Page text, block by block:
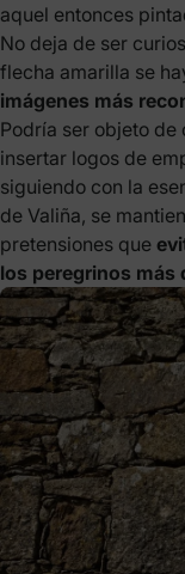
aquel entonces
No deja de ser
flecha amarilla se
imágenes más
Podría ser objeto
insertar logos de
siguiendo con la
de Valiña, se
pretensiones que
los peregrinos más